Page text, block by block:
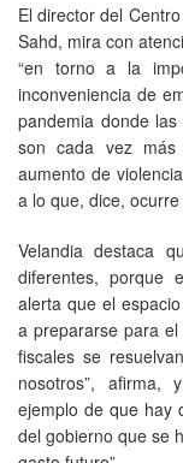
El director del
Sahd, mira con
“en torno a la
inconveniencia de
pandemia donde
son cada vez más
aumento de
a lo que, dice,
Velandia destaca
diferentes, porque
alerta que el
a prepararse para
fiscales se
nosotros”, afirma,
ejemplo de que hay
del gobierno que se